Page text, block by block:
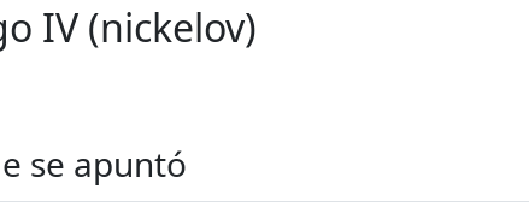
IV (nickelov)
se apuntó